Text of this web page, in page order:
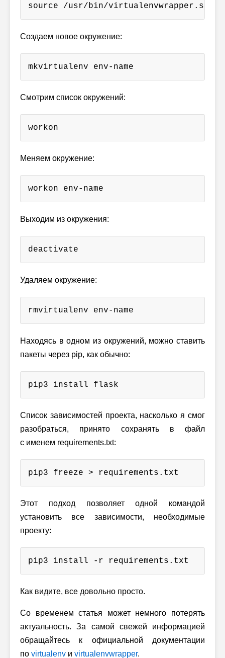
source /usr/bin/virtualenvwrapper.sh
Создаем новое окружение:
mkvirtualenv env-name
Смотрим список окружений:
workon
Меняем окружение:
workon env-name
Выходим из окружения:
deactivate
Удаляем окружение:
rmvirtualenv env-name
Находясь в одном из окружений, можно ставить
пакеты через pip, как обычно:
pip3 install flask
Список зависимостей проекта, насколько я смог
разобраться, принято сохранять в файл
с именем requirements.txt:
pip3 freeze > requirements.txt
Этот подход позволяет одной командой
установить все зависимости, необходимые
проекту:
pip3 install -r requirements.txt
Как видите, все довольно просто.
Со временем статья может немного потерять
актуальность. За самой свежей информацией
обращайтесь к официальной документации
по virtualenv и virtualenvwrapper.